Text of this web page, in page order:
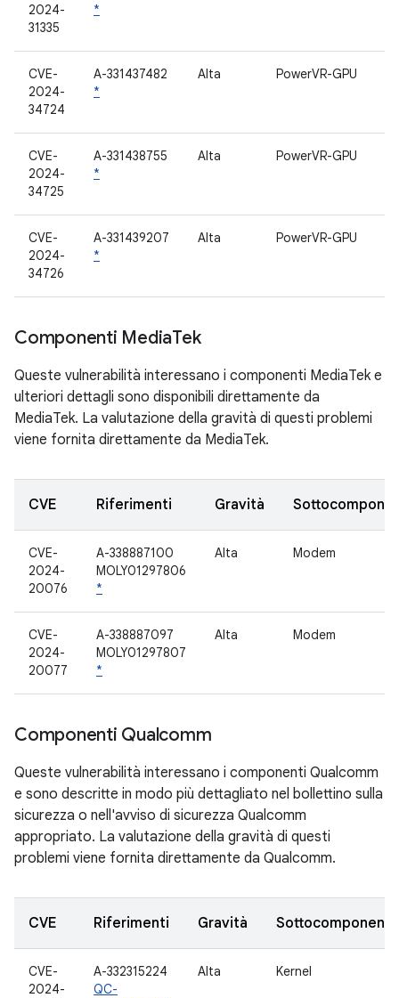
2024-
31335
*
CVE-
2024-
34724
A-331437482
*
Alta PowerVR-GPU
CVE-
2024-
34725
A-331438755
*
Alta PowerVR-GPU
CVE-
2024-
34726
A-331439207
*
Alta PowerVR-GPU
Componenti MediaTek
Queste vulnerabilità interessano i componenti MediaTek e
ulteriori dettagli sono disponibili direttamente da
MediaTek. La valutazione della gravità di questi problemi
viene fornita direttamente da MediaTek.
CVE Riferimenti Gravità
CVE-
2024-
20076
A-338887100
MOLY01297806
*
Alta Modem
CVE-
2024-
20077
A-338887097
MOLY01297807
*
Alta Modem
Componenti Qualcomm
Queste vulnerabilità interessano i componenti Qualcomm
e sono descritte in modo più dettagliato nel bollettino sulla
sicurezza o nell'avviso di sicurezza Qualcomm
appropriato. La valutazione della gravità di questi
problemi viene fornita direttamente da Qualcomm.
CVE Riferimenti Gravità Sottocomponente
CVE-
2024-
A-332315224
QC-
Alta Kernel